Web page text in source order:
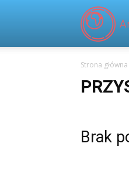
Strona główna
Brak